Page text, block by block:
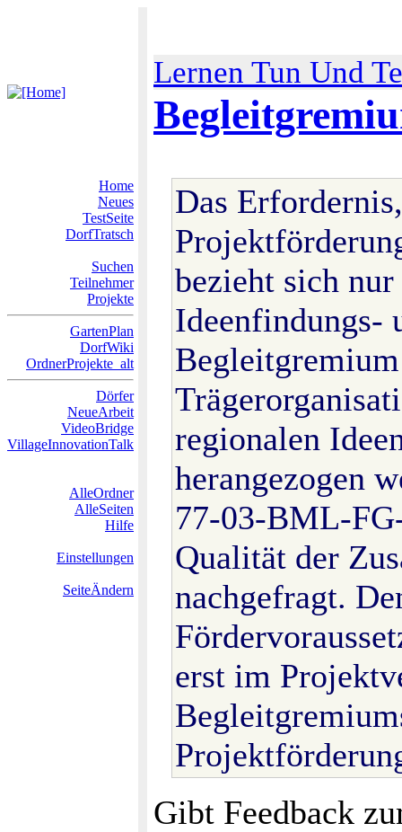
Lernen Tun Und
Home
Neues
TestSeite
DorfTratsch
Suchen
Teilnehmer
Projekte
GartenPlan
DorfWiki
OrdnerProjekte_alt
Dörfer
NeueArbeit
VideoBridge
VillageInnovationTalk
AlleOrdner
AlleSeiten
Hilfe
Einstellungen
SeiteÄndern
Das
bezieht sich
Ideenfindungs-
regionalen
herangezogen
77-03-BML-
Qualität der
nachgefragt.
erst im
Gibt Feedback